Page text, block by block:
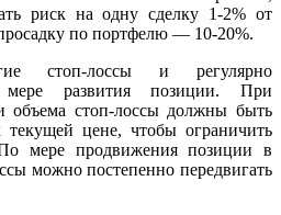
риск на одну сделку 1-2% от
по портфелю — 10-20%.
стоп-лоссы и регулярно
развития позиции. При
объема стоп-лоссы должны быть
текущей цене, чтобы ограничить
мере продвижения позиции в
можно постепенно передвигать